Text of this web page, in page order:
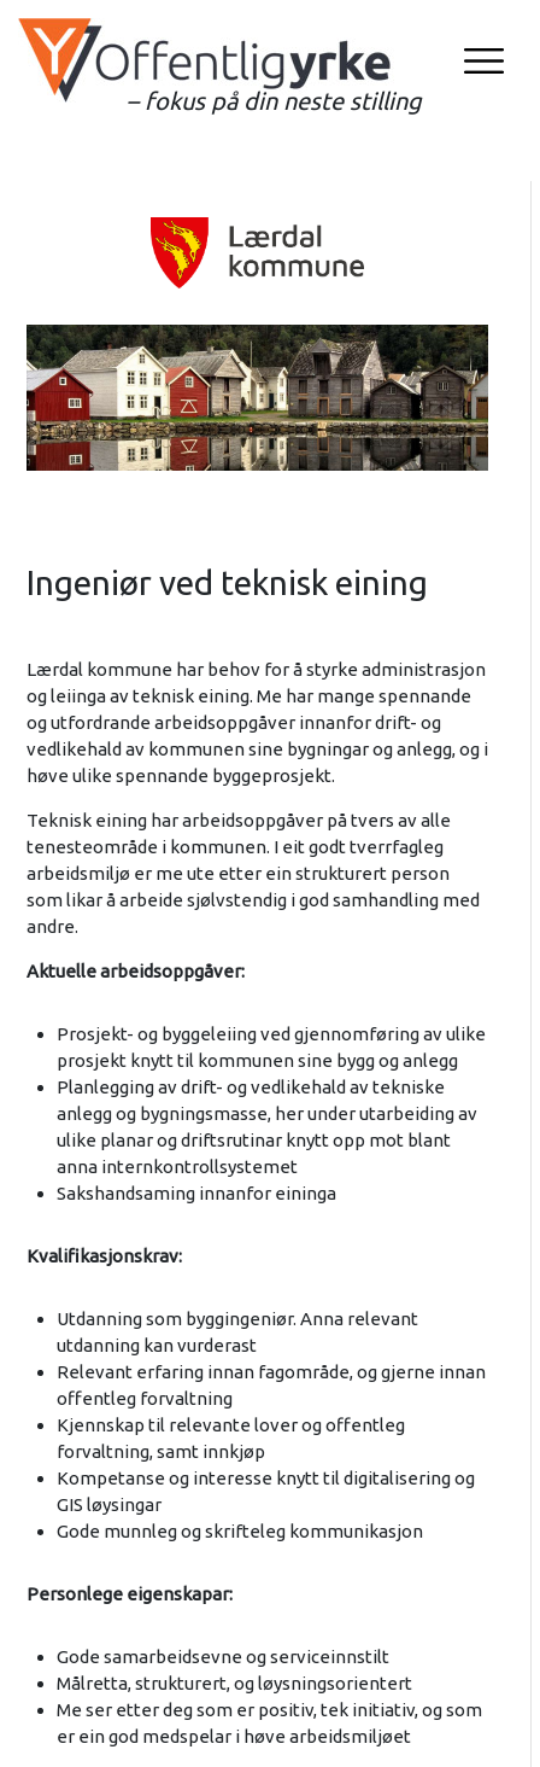
– fokus på din neste stilling
Ingeniør ved teknisk eining
Lærdal kommune har behov for å styrke administrasjon
og leiinga av teknisk eining. Me har mange spennande
og utfordrande arbeidsoppgåver innanfor drift- og
vedlikehald av kommunen sine bygningar og anlegg, og i
høve ulike spennande byggeprosjekt.
Teknisk eining har arbeidsoppgåver på tvers av alle
tenesteområde i kommunen. I eit godt tverrfagleg
arbeidsmiljø er me ute etter ein strukturert person
som likar å arbeide sjølvstendig i god samhandling med
andre.
Aktuelle arbeidsoppgåver:
Prosjekt- og byggeleiing ved gjennomføring av ulike
prosjekt knytt til kommunen sine bygg og anlegg
Planlegging av drift- og vedlikehald av tekniske
anlegg og bygningsmasse, her under utarbeiding av
ulike planar og driftsrutinar knytt opp mot blant
anna internkontrollsystemet
Sakshandsaming innanfor eininga
Kvalifikasjonskrav:
Utdanning som byggingeniør. Anna relevant
utdanning kan vurderast
Relevant erfaring innan fagområde, og gjerne innan
offentleg forvaltning
Kjennskap til relevante lover og offentleg
forvaltning, samt innkjøp
Kompetanse og interesse knytt til digitalisering og
GIS løysingar
Gode munnleg og skrifteleg kommunikasjon
Personlege eigenskapar:
Gode samarbeidsevne og serviceinnstilt
Målretta, strukturert, og løysningsorientert
Me ser etter deg som er positiv, tek initiativ, og som
er ein god medspelar i høve arbeidsmiljøet